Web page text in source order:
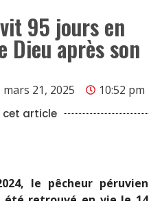
95 jours en
Dieu après son
mars 21, 2025 10:52 pm
cet article
le pêcheur péruvien